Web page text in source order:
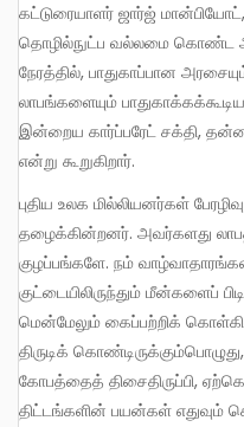
கட்டுரையாளர் ஜார்ஜ்
தொழில்நுட்ப வல்லமை கொண்ட
நேரத்தில், பாதுகாப்பான
லாபங்களையும்
இன்றைய கார்ப்பரேட் சக்தி,
என்று கூறுகிறார்.
புதிய உலக மில்லியனர்கள் பேரழிவு முதலாளித்துவத்தினால்
தழைக்கின்றனர். அவர்களது
குழப்பங்களே. நம்
குட்டையிலிருந்தும் மீன்களைப்
மென்மேலும் கைப்பற்றிக்
திருடிக்
கோபத்தைத் திசைதிருப்பி,
திட்டங்களின் பயன்கள் எதுவும்